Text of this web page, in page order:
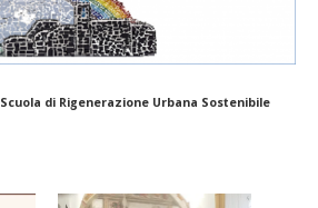
Scuola di Rigenerazione Urbana Sostenibile